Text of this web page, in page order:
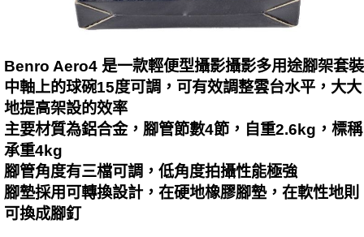
Benro Aero4 是一款輕便型攝影攝影多用途腳架套裝
中軸上的球碗15度可調，可有效調整雲台水平，大大
地提高架設的效率
主要材質為鋁合金，腳管節數4節，自重2.6kg，標稱
承重4kg
腳管角度有三檔可調，低角度拍攝性能極強
腳墊採用可轉換設計，在硬地橡膠腳墊，在軟性地則
可換成腳釘